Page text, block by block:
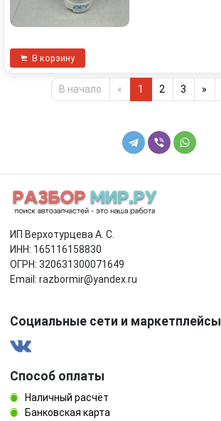
В корзину
В начало « 1 2 3 »
ИП Верхотурцева А. С.
ИНН: 165116158830
ОГРН: 320631300071649
Email: razbormir@yandex.ru
Социальные сети и маркетплейсы
Способ оплаты
Наличный расчёт
Банковская карта